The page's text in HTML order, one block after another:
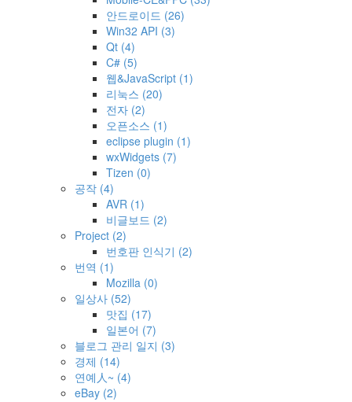
안드로이드 (26)
Win32 API (3)
Qt (4)
C# (5)
웹&JavaScript (1)
리눅스 (20)
전자 (2)
오픈소스 (1)
eclipse plugin (1)
wxWidgets (7)
Tizen (0)
공작 (4)
AVR (1)
비글보드 (2)
Project (2)
번호판 인식기 (2)
번역 (1)
Mozilla (0)
일상사 (52)
맛집 (17)
일본어 (7)
블로그 관리 일지 (3)
경제 (14)
연예人~ (4)
eBay (2)